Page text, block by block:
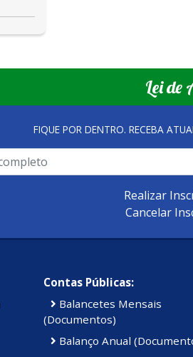
Lei de
FIQUE POR DENTRO. RECEBA
Realizar
Cancelar
Contas Públicas:
Balancetes Mensais
(Documentos)
Balanço Anual